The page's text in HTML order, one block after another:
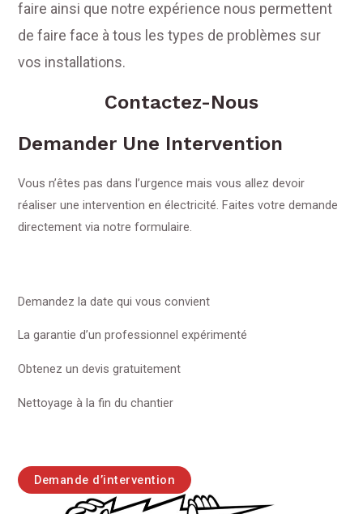
faire ainsi que notre expérience nous permettent
de faire face à tous les types de problèmes sur
vos installations.
Contactez-Nous
Demander Une Intervention
Vous n’êtes pas dans l’urgence mais vous allez devoir
réaliser une intervention en électricité. Faites votre demande
directement via notre formulaire.
Demandez la date qui vous convient
La garantie d’un professionnel expérimenté
Obtenez un devis gratuitement
Nettoyage à la fin du chantier
Demande d’intervention